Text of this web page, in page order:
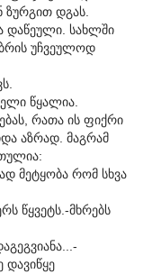
ზურგით დგას.
დაწეული. სახლში
უჩვეულოდ
წყალია.
რათა ის ფიქრი
აზრად. მაგრამ
მეტყობა რომ სხვა
წყვეტს.-მხრებს
დავიწყე